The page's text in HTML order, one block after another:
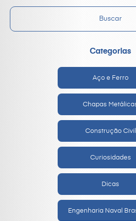
Categorias
Aço e Ferro
Chapas
Construção Civil
Curiosidades
Dicas
Engenharia Naval